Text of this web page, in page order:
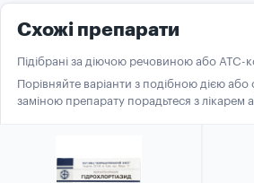
Схожі препарати
Підібрані за діючою речовиною або ATC-
Порівняйте варіанти з подібною дією
заміною препарату порадьтеся з лікарем